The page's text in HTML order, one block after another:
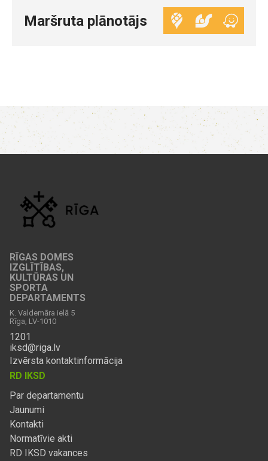
Maršruta plānotājs
RĪGAS DOMES
IZGLĪTĪBAS,
KULTŪRAS UN
SPORTA
DEPARTAMENTS
K. Valdemāra ielā 5
Rīga, LV-1010
1201
iksd@riga.lv
Izvērsta kontaktinformācija
RD IKSD
Par departamentu
Jaunumi
Kontakti
Normatīvie akti
RD IKSD vakances